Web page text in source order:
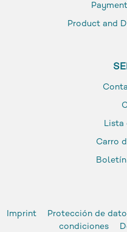
Product and
Lista
Carro
Imprint Protección de
condiciones